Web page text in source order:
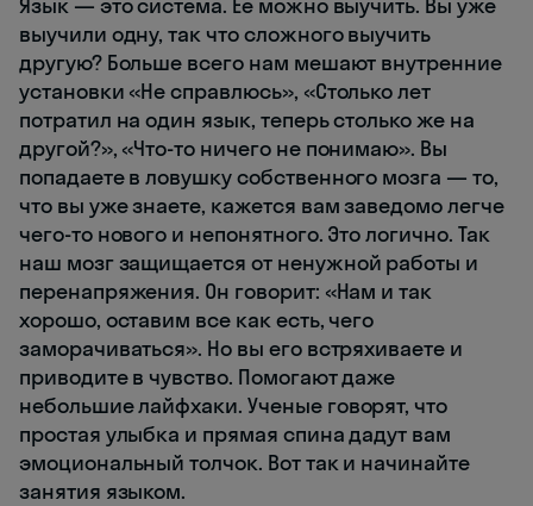
выучили одну, так что сложного выучить
другую? Больше всего нам мешают внутренние
установки «Не справлюсь», «Столько лет
потратил на один язык, теперь столько же на
другой?», «Что-то ничего не понимаю». Вы
попадаете в ловушку собственного мозга — то,
что вы уже знаете, кажется вам заведомо легче
чего-то нового и непонятного. Это логично. Так
наш мозг защищается от ненужной работы и
перенапряжения. Он говорит: «Нам и так
хорошо, оставим все как есть, чего
заморачиваться». Но вы его встряхиваете и
приводите в чувство. Помогают даже
небольшие лайфхаки. Ученые говорят, что
простая улыбка и прямая спина дадут вам
эмоциональный толчок. Вот так и начинайте
занятия языком.